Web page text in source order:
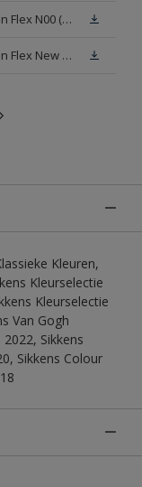
Veiligheidsinformatieblad Alphaloxan Flex N00 (MSDS)
Veiligheidsinformatieblad Alphaloxan Flex New N00 (MSDS)
Kleuren,
Kleurselectie
Kleurselectie
Van Gogh
Sikkens
Sikkens Colour